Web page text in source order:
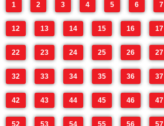
1 2 3 4 5 6 7
12 13 14 15 16 17
22 23 24 25 26 27
32 33 34 35 36 37
42 43 44 45 46 47
52 53 54 55 56 57